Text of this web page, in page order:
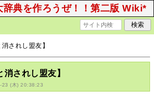
辞典を作ろうぜ！！第二版 Wiki*
されし盟友】
消されし盟友】
23 (木) 20:38:23